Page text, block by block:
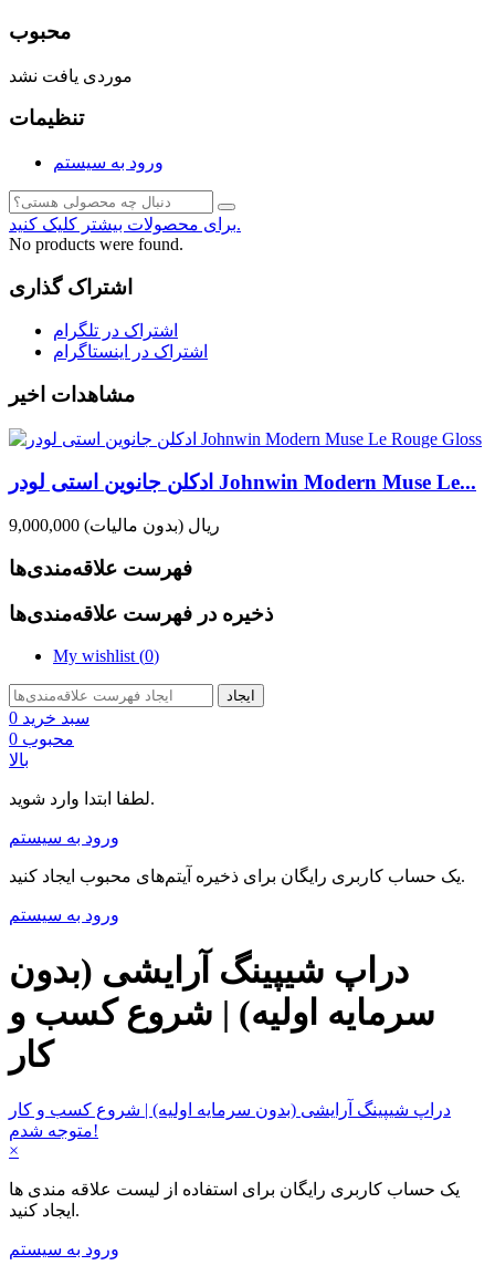
محبوب
موردی یافت نشد
تنظیمات
ورود به سیستم
برای محصولات بیشتر کلیک کنید.
No products were found.
اشتراک گذاری
اشتراک در تلگرام
اشتراک در اینستاگرام
مشاهدات اخیر
ادکلن جانوین استی لودر Johnwin Modern Muse Le...
9,000,000 ریال (بدون مالیات)
فهرست علاقه‌مندی‌ها
ذخیره در فهرست علاقه‌مندی‌ها
My wishlist (0)
ایجاد
سبد خرید 0
محبوب 0
بالا
لطفا ابتدا وارد شوید.
ورود به سیستم
یک حساب کاربری رایگان برای ذخیره آیتم‌های محبوب ایجاد کنید.
ورود به سیستم
دراپ شیپینگ آرایشی (بدون
سرمایه اولیه) | شروع کسب و
کار
دراپ شیپینگ آرایشی (بدون سرمایه اولیه) | شروع کسب و کار
متوجه شدم!
×
یک حساب کاربری رایگان برای استفاده از لیست علاقه مندی ها
ایجاد کنید.
ورود به سیستم